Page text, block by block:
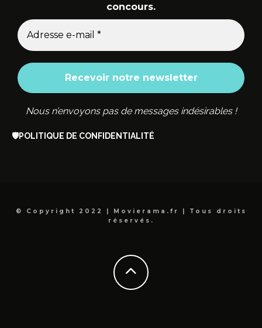
concours.
Nous n’envoyons pas de messages indésirables !
🛡️POLITIQUE DE CONFIDENTIALITÉ
© Copyright 2022 | Movierama.fr | Tous droits
réservés.